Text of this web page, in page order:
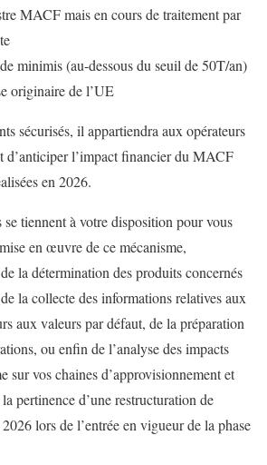
MACF mais en cours de traitement par
minimis​ (au-dessous du seuil de 50T/an)
originaire de l’UE​
sécurisés, il appartiendra aux opérateurs
d’anticiper l’impact financier du MACF
en 2026.
se tiennent à votre disposition pour vous
en œuvre de ce mécanisme,
la détermination des produits concernés
la collecte des informations relatives aux
aux valeurs par défaut, de la préparation
ou enfin de l’analyse des impacts
sur vos chaines d’approvisionnement et
pertinence d’une restructuration de
lors de l’entrée en vigueur de la phase